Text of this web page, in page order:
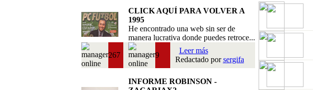
CLICK AQUÍ PARA VOLVER A
1995
He encontrado una web sin ser de
manera lucrativa donde puedes retroce...
267 9
Leer más
Redactado porsergifa
INFORME ROBINSON -